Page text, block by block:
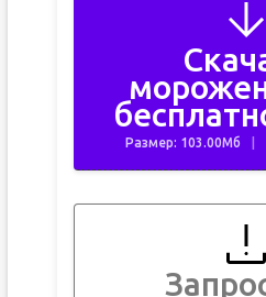
Размер: 103.00Мб